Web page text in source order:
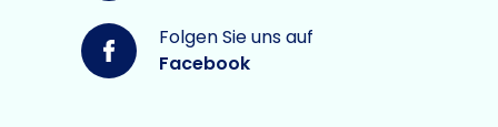
Folgen Sie uns auf
Facebook